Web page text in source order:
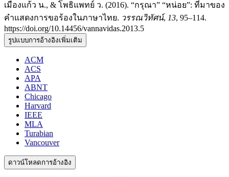
เมืองแก้ว น., & โพธิแพทย์ ว. (2016). “กรุณา” “หน่อย”: ที่มาของ
คำแสดงการขอร้องในภาษาไทย. วรรณวิทัศน์, 13, 95–114.
https://doi.org/10.14456/vannavidas.2013.5
รูปแบบการอ้างอิงเพิ่มเติม
ACM
ACS
APA
ABNT
Chicago
Harvard
IEEE
MLA
Turabian
Vancouver
ดาวน์โหลดการอ้างอิง